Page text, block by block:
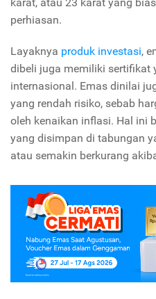
karat, atau 23 karat yang
perhiasan.
Layaknya produk investasi,
dibeli juga memiliki sertifikat
internasional. Emas dinilai
yang rendah risiko, sebab
oleh kenaikan inflasi. Hal ini
yang disimpan di tabungan
atau semakin berkurang